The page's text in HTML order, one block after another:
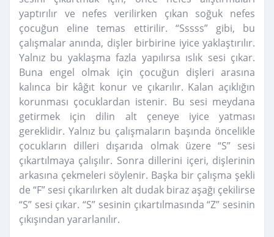
yaptırılır ve nefes verilirken çıkan soğuk nefes
çocuğun eline temas ettirilir. “Sssss” gibi, bu
çalışmalar anında, dişler birbirine iyice yaklaştırılır.
Yalnız bu yaklaşma fazla yapılırsa ıslık sesi çıkar.
Buna engel olmak için çocuğun dişleri arasına
kalınca bir kâğıt konur ve çıkarılır. Kalan açıklığın
korunması çocuklardan istenir. Bu sesi meydana
getirmek için dilin alt çeneye iyice yatması
gereklidir. Yalnız bu çalışmaların başında öncelikle
çocukların dilleri dışarıda olmak üzere “S” sesi
çıkartılmaya çalışılır. Sonra dillerini içeri, dişlerinin
arkasına çekmeleri söylenir. Başka bir çalışma şekli
de “F” sesi çıkarılırken alt dudak biraz aşağı çekilirse
“S” sesi çıkar. “S” sesinin çıkartılmasında “Z” sesinin
çıkışından yararlanılır.